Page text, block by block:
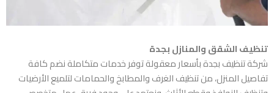
تنظيف الشقق والمنازل بجدة
شركة تنظيف بجدة بأسعار معقولةتوفر خدمات متكاملة نضم كافة
تفاصيل المنزل، من تنظيف الغرف والمطابخ والحمامات لتلميع الأرضيات